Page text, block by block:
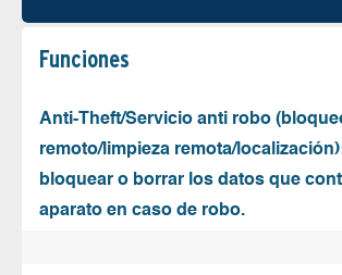
Funciones
Anti-Theft/Servicio anti robo
remoto/limpieza remota/
bloquear o borrar los datos que
aparato en caso de robo.